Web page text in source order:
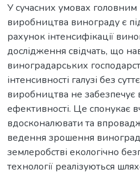
У сучасних умовах
виробництва винограду є
рахунок інтенсифікації
дослідження свідчать, що
виноградарських
інтенсивності галузі без
виробництва не забезпечує
ефективності. Це спонукає
вдосконалювати та
ведення зрошення
землеробстві екологічно
технології реалізуються